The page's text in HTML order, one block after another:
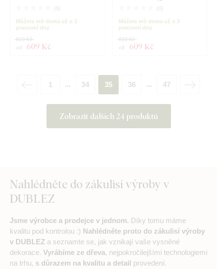
( 0 )
Můžete mít doma už o 3
pracovní dny
od 609 Kč
819 Kč
( 0 )
Můžete mít doma už o 3
pracovní dny
od 609 Kč
819 Kč
Zobrazit dalších 24 produktů
1 ... 34 35 36 ... 47
Nahlédněte do zákulisí výroby v
DUBLEZ
Jsme výrobce a prodejce v jednom. Díky tomu máme
kvalitu pod kontrolou :) Nahlédněte proto do zákulisí výroby
v DUBLEZ a seznamte se, jak vznikají vaše vysněné
dekorace. Vyrábíme ze dřeva, nejpokročilejšími technologiemi
na trhu, s důrazem na kvalitu a detail provedení.